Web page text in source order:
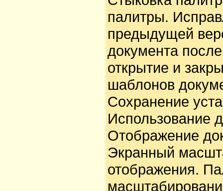
палитры.
предыдущей
документа
открытие и
шаблонов
Сохранение
Использование
Отображение
Экранный
отображения.